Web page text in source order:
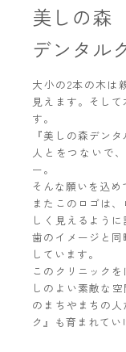
美しの森
デンタル
大小の2本の木は
見えます。そし
す。
『美しの森デン
人とをつないで
ー。
そんな願いを込め
またこのロゴは
しく見えるよう
歯のイメージと
しています。
このクリニック
しのよい素敵な
のまちやまちの
ク』も育まれてい